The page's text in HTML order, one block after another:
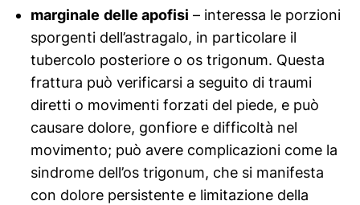
marginale delle apofisi – interessa le porzioni
sporgenti dell’astragalo, in particolare il
tubercolo posteriore o os trigonum. Questa
frattura può verificarsi a seguito di traumi
diretti o movimenti forzati del piede, e può
causare dolore, gonfiore e difficoltà nel
movimento; può avere complicazioni come la
sindrome dell’os trigonum, che si manifesta
con dolore persistente e limitazione della